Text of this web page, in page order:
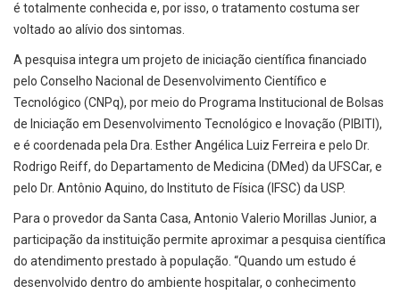
é totalmente conhecida e, por isso, o tratamento costuma ser
voltado ao alívio dos sintomas.
A pesquisa integra um projeto de iniciação científica financiado
pelo Conselho Nacional de Desenvolvimento Científico e
Tecnológico (CNPq), por meio do Programa Institucional de Bolsas
de Iniciação em Desenvolvimento Tecnológico e Inovação (PIBITI),
e é coordenada pela Dra. Esther Angélica Luiz Ferreira e pelo Dr.
Rodrigo Reiff, do Departamento de Medicina (DMed) da UFSCar, e
pelo Dr. Antônio Aquino, do Instituto de Física (IFSC) da USP.
Para o provedor da Santa Casa, Antonio Valerio Morillas Junior, a
participação da instituição permite aproximar a pesquisa científica
do atendimento prestado à população. “Quando um estudo é
desenvolvido dentro do ambiente hospitalar, o conhecimento